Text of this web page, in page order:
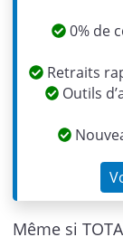
0% de
Retraits
Outils
Même si